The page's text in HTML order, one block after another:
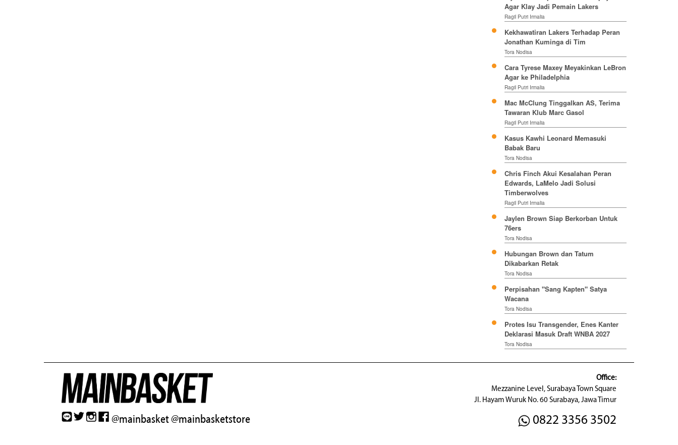
Agar Klay Jadi Pemain Lakers
Ragil Putri Irmalia
Kekhawatiran Lakers Terhadap Peran
Jonathan Kuminga di Tim
Tora Nodisa
Cara Tyrese Maxey Meyakinkan LeBron
Agar ke Philadelphia
Ragil Putri Irmalia
Mac McClung Tinggalkan AS, Terima
Tawaran Klub Marc Gasol
Ragil Putri Irmalia
Kasus Kawhi Leonard Memasuki
Babak Baru
Tora Nodisa
Chris Finch Akui Kesalahan Peran
Edwards, LaMelo Jadi Solusi
Timberwolves
Ragil Putri Irmalia
Jaylen Brown Siap Berkorban Untuk
76ers
Tora Nodisa
Hubungan Brown dan Tatum
Dikabarkan Retak
Tora Nodisa
Perpisahan "Sang Kapten" Satya
Wacana
Tora Nodisa
Protes Isu Transgender, Enes Kanter
Deklarasi Masuk Draft WNBA 2027
Tora Nodisa
@mainbasket@mainbasketstore
Office:
Mezzanine Level, Surabaya Town Square
Jl. Hayam Wuruk No. 60 Surabaya, Jawa Timur
0822 3356 3502